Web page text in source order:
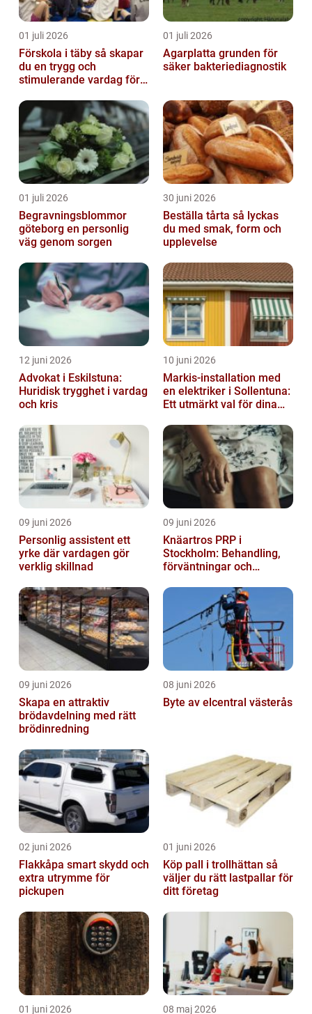
01 juli 2026
Förskola i täby så skapar
du en trygg och
stimulerande vardag för
01 juli 2026
Agarplatta grunden för
säker bakteriediagnostik
01 juli 2026
Begravningsblommor
göteborg en personlig
väg genom sorgen
30 juni 2026
Beställa tårta så lyckas
du med smak, form och
upplevelse
12 juni 2026
Advokat i Eskilstuna:
Huridisk trygghet i vardag
och kris
10 juni 2026
Markis-installation med
en elektriker i Sollentuna:
Ett utmärkt val för dina
09 juni 2026
Personlig assistent ett
yrke där vardagen gör
verklig skillnad
09 juni 2026
Knäartros PRP i
Stockholm: Behandling,
förväntningar och
09 juni 2026
Skapa en attraktiv
brödavdelning med rätt
brödinredning
08 juni 2026
Byte av elcentral västerås
02 juni 2026
Flakkåpa smart skydd och
extra utrymme för
pickupen
01 juni 2026
Köp pall i trollhättan så
väljer du rätt lastpallar för
ditt företag
01 juni 2026 08 maj 2026